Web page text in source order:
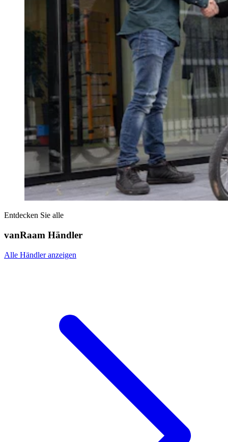
Entdecken Sie alle
vanRaam Händler
Alle Händler anzeigen